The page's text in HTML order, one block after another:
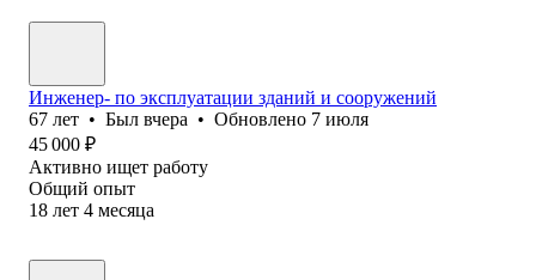
Инженер- по эксплуатации зданий и сооружений
67 лет • Был вчера • Обновлено 7 июля
45 000 ₽
Активно ищет работу
Общий опыт
18 лет 4 месяца